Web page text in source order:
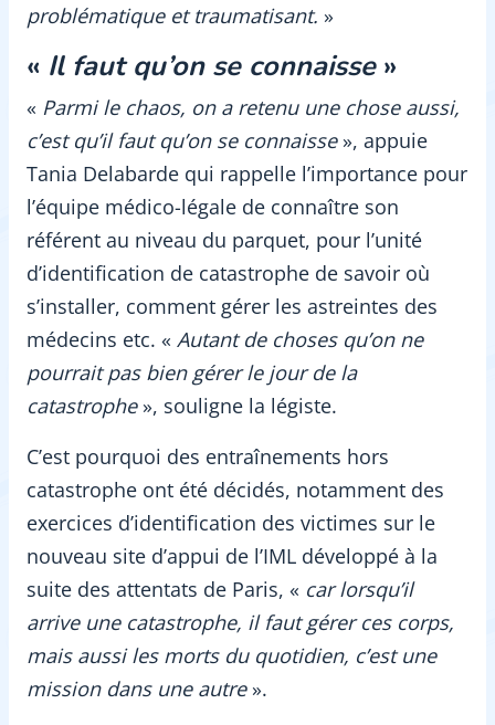
problématique et traumatisant. »
« Il faut qu’on se connaisse »
« Parmi le chaos, on a retenu une chose aussi,
c’est qu’il faut qu’on se connaisse», appuie
Tania Delabarde qui rappelle l’importance pour
l’équipe médico-légale de connaître son
référent au niveau du parquet, pour l’unité
d’identification de catastrophe de savoir où
s’installer, comment gérer les astreintes des
médecins etc. « Autant de choses qu’on ne
pourrait pas bien gérer le jour de la
catastrophe», souligne la légiste.
C’est pourquoi des entraînements hors
catastrophe ont été décidés, notamment des
exercices d’identification des victimes sur le
nouveau site d’appui de l’IML développé à la
suite des attentats de Paris, « car lorsqu’il
arrive une catastrophe, il faut gérer ces corps,
mais aussi les morts du quotidien, c’est une
mission dans une autre ».